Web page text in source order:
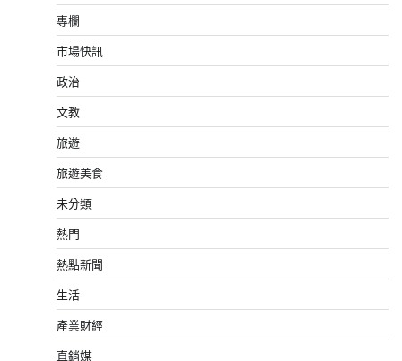
專欄
市場快訊
政治
文教
旅遊
旅遊美食
未分類
熱門
熱點新聞
生活
產業財經
直銷媒